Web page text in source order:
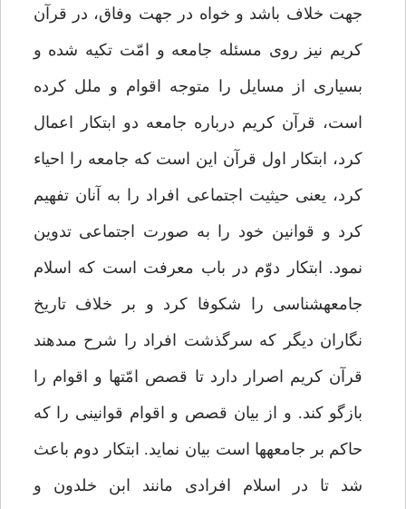
جهت خلاف باشد و خواه در جهت وفاق، در قرآن
كريم نيز روى مسئله جامعه و امّت تكيه شده و
بسيارى از مسايل را متوجه اقوام و ملل كرده
است، قرآن كريم درباره جامعه دو ابتكار اعمال
كرد، ابتكار اول قرآن اين است كه جامعه را احياء
كرد، يعنى حيثيت اجتماعى افراد را به آنان تفهيم
كرد و قوانين خود را به صورت اجتماعى تدوين
نمود. ابتكار دوّم در باب معرفت است كه اسلام
جامعه‏شناسى را شكوفا كرد و بر خلاف تاريخ
نگاران ديگر كه سرگذشت افراد را شرح مى‏دهند
قرآن كريم اصرار دارد تا قصص امّت‏ها و اقوام را
بازگو كند. و از بيان قصص و اقوام قوانينى را كه
حاكم بر جامعه‏ها است بيان نمايد. ابتكار دوم باعث
شد تا در اسلام افرادى مانند ابن خلدون و